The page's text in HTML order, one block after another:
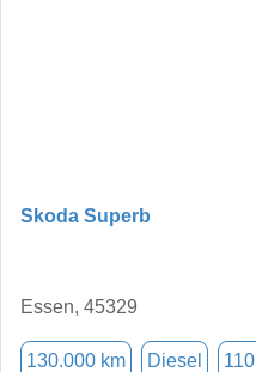
Skoda Superb
Essen, 45329
130.000 km Diesel